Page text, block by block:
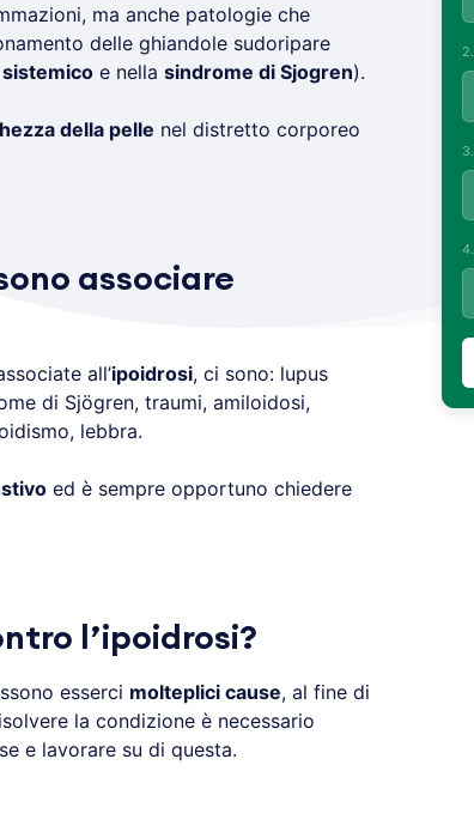
ma anche patologie che
delle ghiandole sudoripare
e nella sindrome di Sjogren).
della pelle nel distretto corporeo
associare
all’ipoidrosi, ci sono: lupus
di Sjögren, traumi, amiloidosi,
lebbra.
ed è sempre opportuno chiedere
l’ipoidrosi?
esserci molteplici cause, al fine di
la condizione è necessario
e lavorare su di questa.